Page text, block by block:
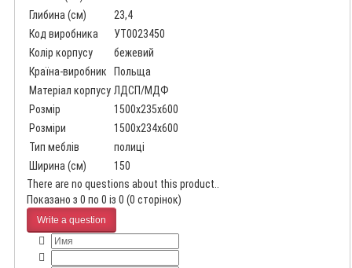
Глибина (см)
23,4
Код виробника
УТ0023450
Колір корпусу
бежевий
Країна-виробник
Польща
Матеріал корпусу ЛДСП/МДФ
Розмір
1500x235x600
Розміри
1500x234x600
Тип меблів
полиці
Ширина (см)
150
There are no questions about this product..
Показано з 0 по 0 із 0 (0 сторінок)
Write a question